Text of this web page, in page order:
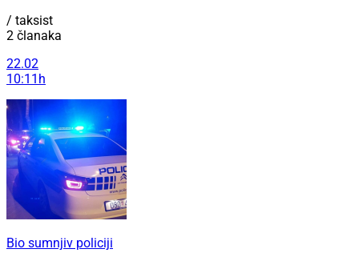
/ taksist
2 članaka
22.02
10:11h
Bio sumnjiv policiji